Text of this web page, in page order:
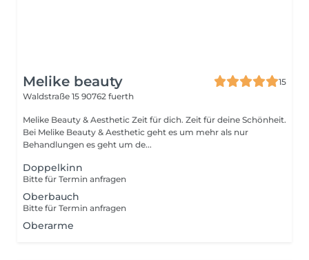
Melike beauty
15
Waldstraße 15 90762 fuerth
Melike Beauty & Aesthetic Zeit für dich. Zeit für deine Schönheit.
Bei Melike Beauty & Aesthetic geht es um mehr als nur
Behandlungen es geht um de...
Doppelkinn
Bitte für Termin anfragen
Oberbauch
Bitte für Termin anfragen
Oberarme